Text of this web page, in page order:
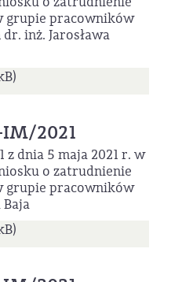
grupie pracowników
inż. Jarosława
2021
z dnia 5 maja 2021 r. w
o zatrudnienie
grupie pracowników
Baja